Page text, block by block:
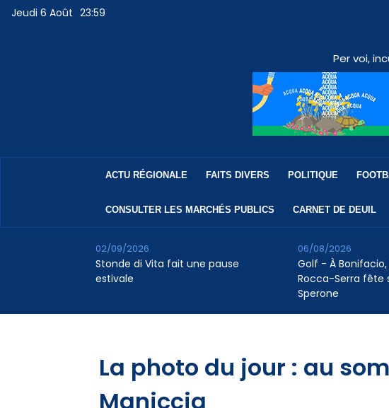
Jeudi 6 Août 23:59
Per voi,
ACTU RÉGIONALE FAITS DIVERS POLITIQUE
CONSULTER LES MARCHÉS PUBLICS CARNET DE DEUIL
Stonde di Vita fait une pause
estivale
02/09/2026
Golf - À
Rocca-Serra fête
Sperone
06/08/2026
La photo du jour : au
Maniccia